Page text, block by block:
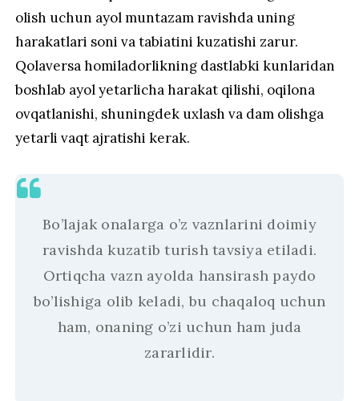
olish uchun ayol muntazam ravishda uning
harakatlari soni va tabiatini kuzatishi zarur.
Qolaversa homiladorlikning dastlabki kunlaridan
boshlab ayol yetarlicha harakat qilishi, oqilona
ovqatlanishi, shuningdek uxlash va dam olishga
yetarli vaqt ajratishi kerak.
Bo’lajak onalarga o’z vaznlarini doimiy
ravishda kuzatib turish tavsiya etiladi.
Ortiqcha vazn ayolda hansirash paydo
bo’lishiga olib keladi, bu chaqaloq uchun
ham, onaning o’zi uchun ham juda
zararlidir.